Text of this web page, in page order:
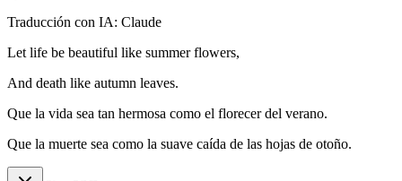
Traducción con IA: Claude
Let life be beautiful like summer flowers,
And death like autumn leaves.
Que la vida sea tan hermosa como el florecer del verano.
Que la muerte sea como la suave caída de las hojas de otoño.